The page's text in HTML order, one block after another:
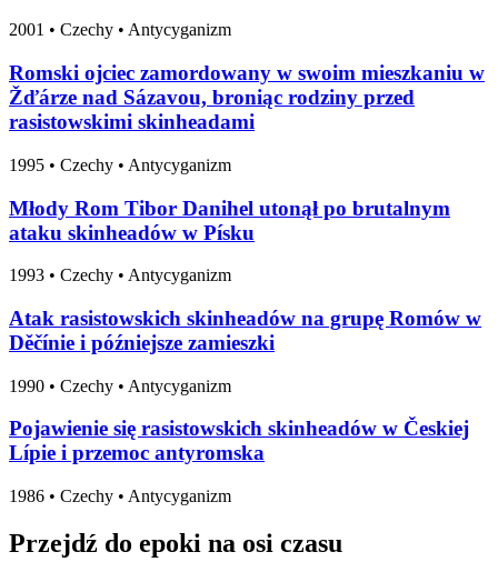
2001 • Czechy • Antycyganizm
Romski ojciec zamordowany w swoim mieszkaniu w
Žďárze nad Sázavou, broniąc rodziny przed
rasistowskimi skinheadami
1995 • Czechy • Antycyganizm
Młody Rom Tibor Danihel utonął po brutalnym
ataku skinheadów w Písku
1993 • Czechy • Antycyganizm
Atak rasistowskich skinheadów na grupę Romów w
Děčínie i późniejsze zamieszki
1990 • Czechy • Antycyganizm
Pojawienie się rasistowskich skinheadów w Českiej
Lípie i przemoc antyromska
1986 • Czechy • Antycyganizm
Przejdź do epoki na osi czasu